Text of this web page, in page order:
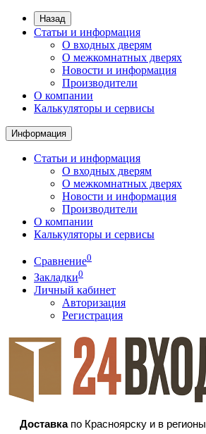
Назад
Статьи и информация
О входных дверям
О межкомнатных дверях
Новости и информация
Производители
О компании
Калькуляторы и сервисы
Информация
Статьи и информация
О входных дверям
О межкомнатных дверях
Новости и информация
Производители
О компании
Калькуляторы и сервисы
Сравнение0
Закладки0
Личный кабинет
Авторизация
Регистрация
Доставкапо Красноярску и в регионы